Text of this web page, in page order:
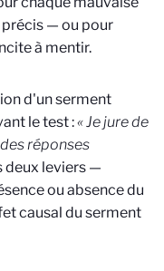
précis — ou pour
à mentir.
d'un serment
le test :« Je jure de
réponses
deux leviers —
ou absence du
causal du serment